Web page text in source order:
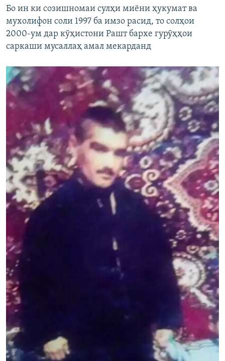
Бо ин ки созишномаи сулҳи миёни ҳукумат ва
мухолифон соли 1997 ба имзо расид, то солҳои
2000-ум дар кӯҳистони Рашт бархе гурӯҳҳои
саркаши мусаллаҳ амал мекарданд